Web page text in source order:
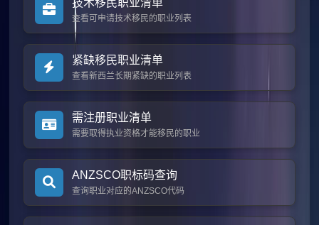
查看可申请技术移民的职业列表
紧缺移民职业清单
查看新西兰长期紧缺的职业列表
需注册职业清单
需要取得执业资格才能移民的职业
ANZSCO职标码查询
查询职业对应的ANZSCO代码